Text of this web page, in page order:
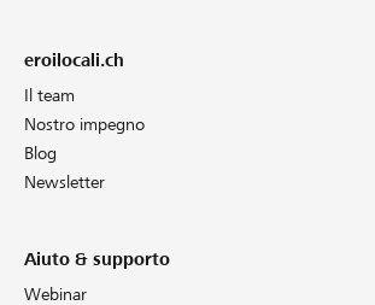
eroilocali.ch
Il team
Nostro impegno
Blog
Newsletter
Aiuto & supporto
Webinar